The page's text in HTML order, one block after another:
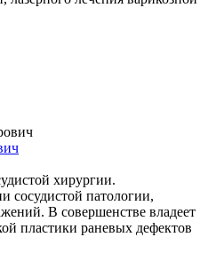
хирургии.
сосудистой патологии,
В совершенстве владеет
пластики раневых дефектов